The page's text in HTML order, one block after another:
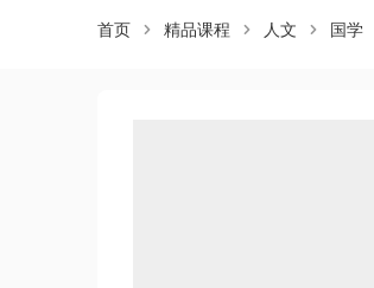
首页  精品课程  人文  国学